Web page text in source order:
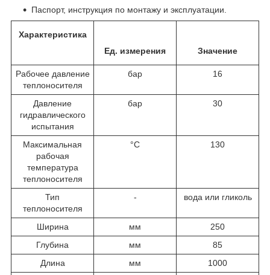
Паспорт, инструкция по монтажу и эксплуатации.
Характеристика
Ед. измерения
Значение
Рабочее давление
теплоносителя
бар 16
Давление
гидравлического
испытания
бар 30
Максимальная
рабочая
температура
теплоносителя
°C 130
Тип
теплоносителя
- вода или гликоль
Ширина мм
250
Глубина
мм
85
Длина
мм 1000